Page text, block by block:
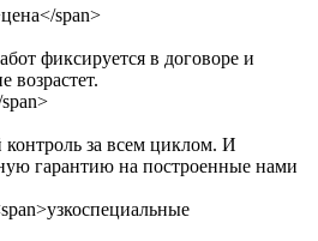
фиксируется в договоре и
возрастет.
за всем циклом. И
гарантию на построенные нами